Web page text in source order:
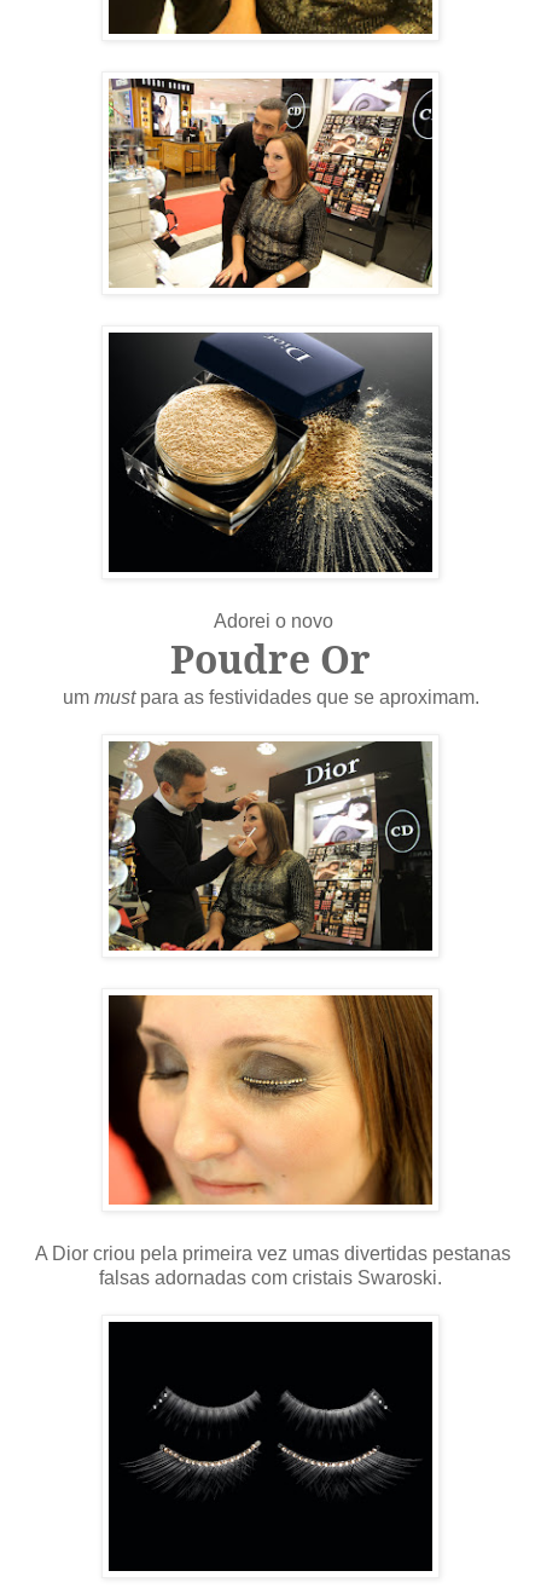
Adorei o novo
Poudre Or
um must para as festividades que se aproximam.
A Dior criou pela primeira vez umas divertidas pestanas
falsas adornadas com cristais Swaroski.